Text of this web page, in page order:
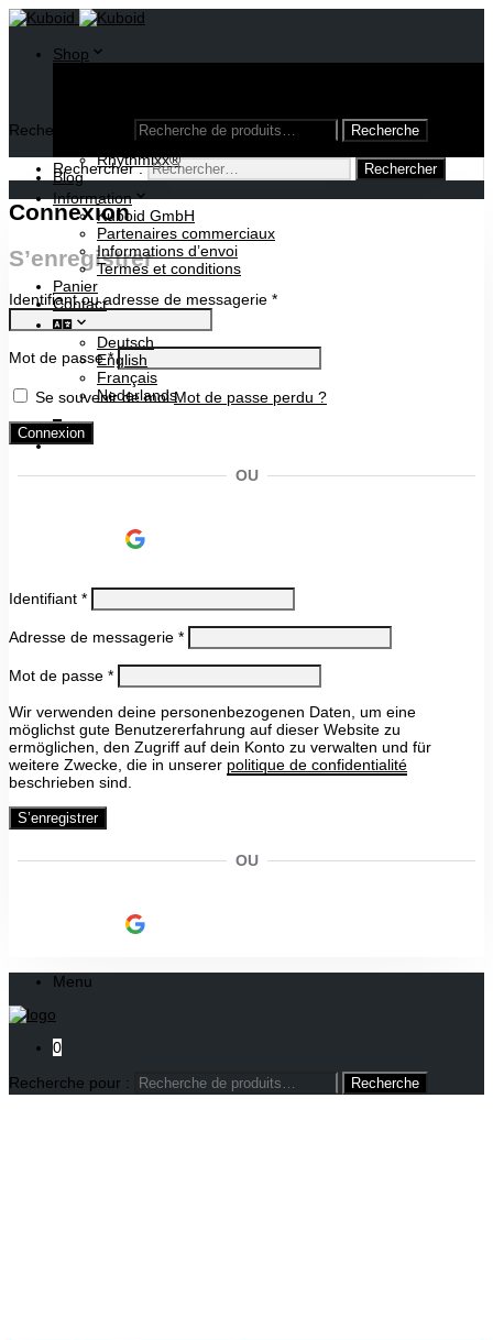
Shop
Publications
Lampes
Rhythmixx®
Blog
Information
Kuboid GmbH
Partenaires commerciaux
Informations d’envoi
Termes et conditions
Panier
Contact
Deutsch
English
Français
Nederlands
0
Recherche pour :
Rechercher :
Connexion
S’enregistrer
Identifiant ou adresse de messagerie *
Mot de passe*
Se souvenir de moiMot de passe perdu ?
Connexion
OU
Identifiant *
Adresse de messagerie *
Mot de passe *
Wir verwenden deine personenbezogenen Daten, um eine
möglichst gute Benutzererfahrung auf dieser Website zu
ermöglichen, den Zugriff auf dein Konto zu verwalten und für
weitere Zwecke, die in unserer politique de confidentialité
beschrieben sind.
S’enregistrer
OU
Menu
0
Recherche pour :